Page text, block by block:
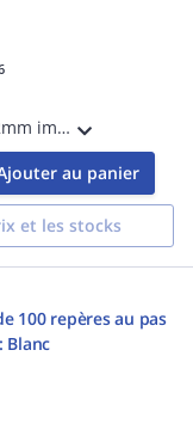
WMB-rep.pas 4-4,2mm impr.h:1-50(2x)
au panier
et les stocks
100 repères au pas
Blanc